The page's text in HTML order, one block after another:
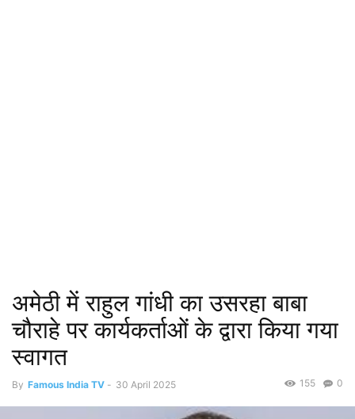
अमेठी में राहुल गांधी का उसरहा बाबा
चौराहे पर कार्यकर्ताओं के द्वारा किया गया
स्वागत
By Famous India TV - 30 April 2025 0
155